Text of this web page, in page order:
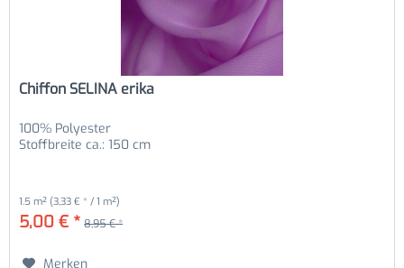
Chiffon SELINA erika
100% Polyester
Stoffbreite ca.: 150 cm
1.5 m² (3,33 € * / 1 m²)
5,00 € * 8,95 € *
Merken